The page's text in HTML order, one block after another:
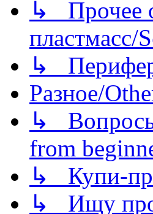
↳ Прочее
пластмасс/
↳
Разное/
↳ Вопросы
from
↳ Купи-
↳ Ищу